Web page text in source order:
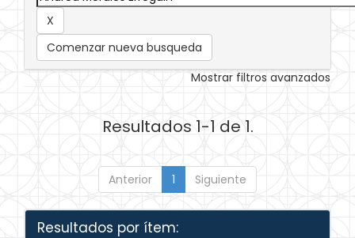
Comenzar nueva busqueda
Mostrar filtros avanzados
Resultados 1-1 de 1.
Anterior 1 Siguiente
Resultados por ítem: